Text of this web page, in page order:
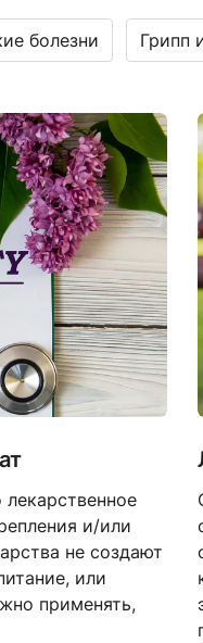
болезни Грипп
и/или
не создают
или
применять,